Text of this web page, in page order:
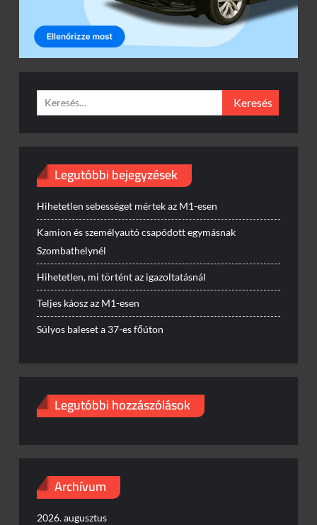
Keresés:
Legutóbbi bejegyzések
Hihetetlen sebességet mértek az M1-esen
Kamion és személyautó csapódott egymásnak
Szombathelynél
Hihetetlen, mi történt az igazoltatásnál
Teljes káosz az M1-esen
Súlyos baleset a 37-es főúton
Legutóbbi hozzászólások
Archívum
2026. augusztus